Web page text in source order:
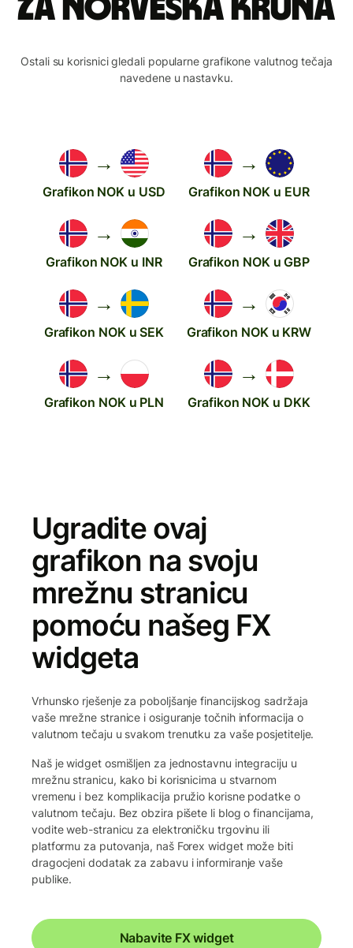
za norveška kruna
Ostali su korisnici gledali popularne grafikone valutnog tečaja
navedene u nastavku.
→
Grafikon NOK u USD
→
Grafikon NOK u EUR
→
Grafikon NOK u INR
→
Grafikon NOK u GBP
→
Grafikon NOK u SEK
→
Grafikon NOK u KRW
→
Grafikon NOK u PLN
→
Grafikon NOK u DKK
Ugradite ovaj
grafikon na svoju
mrežnu stranicu
pomoću našeg FX
widgeta
Vrhunsko rješenje za poboljšanje financijskog sadržaja
vaše mrežne stranice i osiguranje točnih informacija o
valutnom tečaju u svakom trenutku za vaše posjetitelje.
Naš je widget osmišljen za jednostavnu integraciju u
mrežnu stranicu, kako bi korisnicima u stvarnom
vremenu i bez komplikacija pružio korisne podatke o
valutnom tečaju. Bez obzira pišete li blog o financijama,
vodite web-stranicu za elektroničku trgovinu ili
platformu za putovanja, naš Forex widget može biti
dragocjeni dodatak za zabavu i informiranje vaše
publike.
Nabavite FX widget